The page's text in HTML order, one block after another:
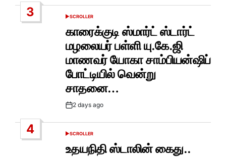
3
POSTED
SCROLLER
காரைக்குடி ஸ்மார்ட் ஸ்டார்ட்
மழலையர் பள்ளி யு.கே.ஜி
மாணவர் யோகா சாம்பியன்ஷிப்
போட்டியில் வென்று
சாதனை…
Post2 days ago
4
POSTED
SCROLLER
உதயநிதி ஸ்டாலின் கைது..